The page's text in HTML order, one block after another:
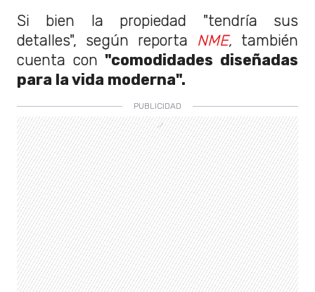
Si bien la propiedad "tendría sus
detalles", según reporta NME, también
cuenta con"comodidades diseñadas
para la vida moderna".